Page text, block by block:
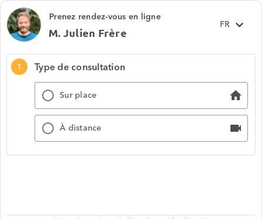
Prenez rendez-vous en ligne
M. Julien Frère
1 Type de consultation
Sur place home
À distance videocam